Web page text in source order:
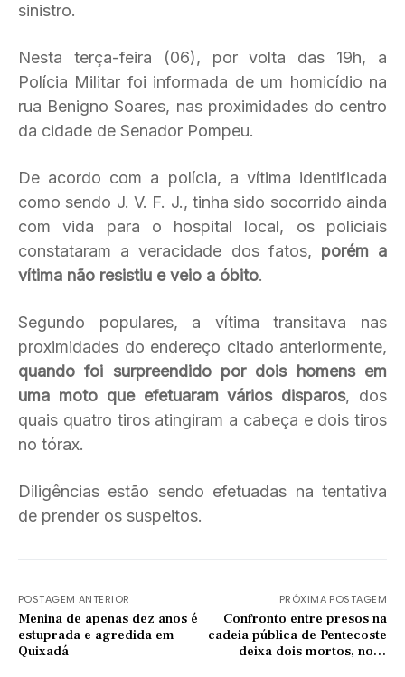
sinistro.
Nesta terça-feira (06), por volta das 19h, a
Polícia Militar foi informada de um homicídio na
rua Benigno Soares, nas proximidades do centro
da cidade de Senador Pompeu.
De acordo com a polícia, a vítima identificada
como sendo J. V. F. J., tinha sido socorrido ainda
com vida para o hospital local, os policiais
constataram a veracidade dos fatos, porém a
vítima não resistiu e veio a óbito.
Segundo populares, a vítima transitava nas
proximidades do endereço citado anteriormente,
quando foi surpreendido por dois homens em
uma moto que efetuaram vários disparos, dos
quais quatro tiros atingiram a cabeça e dois tiros
no tórax.
Diligências estão sendo efetuadas na tentativa
de prender os suspeitos.
POSTAGEM ANTERIOR
Menina de apenas dez anos é
estuprada e agredida em
Quixadá
PRÓXIMA POSTAGEM
Confronto entre presos na
cadeia pública de Pentecoste
deixa dois mortos, nove